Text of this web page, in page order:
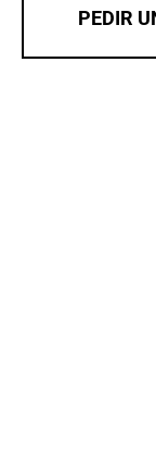
PEDIR